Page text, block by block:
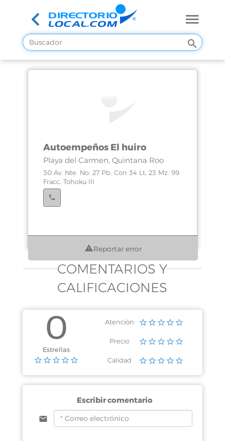
Autoempeños El huiro
Playa del Carmen, Quintana Roo
30 Av. Nte. No. 27 Pb. Con 34 Lt. 23 Mz. 99
Fracc. Tohoku III
Reportar error
COMENTARIOS Y
CALIFICACIONES
0
Estrellas
Atención
Precio
Calidad
Escribir comentario